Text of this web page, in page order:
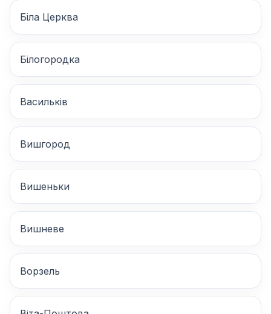
Біла Церква
Білогородка
Васильків
Вишгород
Вишеньки
Вишневе
Ворзель